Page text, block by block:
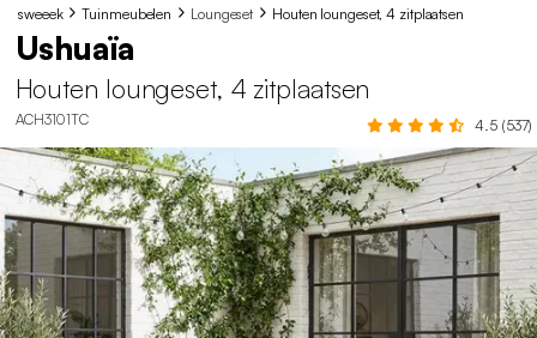
sweeek Tuinmeubelen Loungeset Houten loungeset, 4 zitplaatsen
Ushuaïa
Houten loungeset, 4 zitplaatsen
ACH3101TC 4.5 (537)